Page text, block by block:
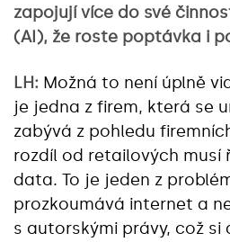
zapojují více do své
(AI), že roste poptávka i
LH: Možná to není úplně
je jedna z firem, která se
zabývá z pohledu
rozdíl od retailových musí
data. To je jeden z
prozkoumává internet a
s autorskými právy, což si